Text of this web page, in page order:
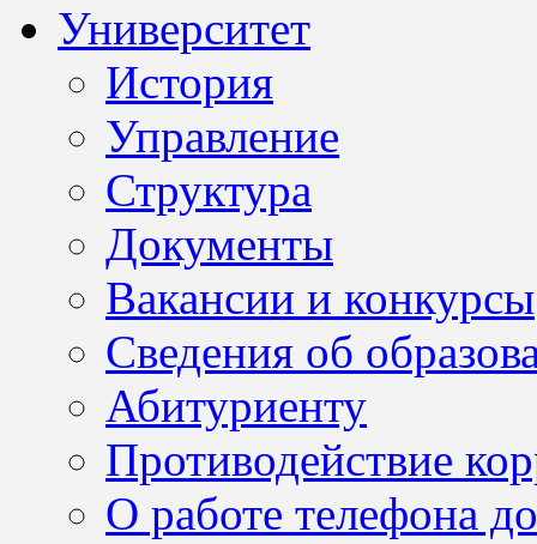
Университет
История
Управление
Структура
Документы
Вакансии и конкурсы
Сведения об
Абитуриенту
Противодействие
О работе телефона